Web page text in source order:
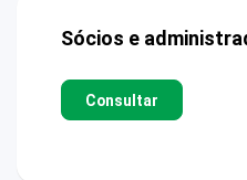
Sócios e
Consultar